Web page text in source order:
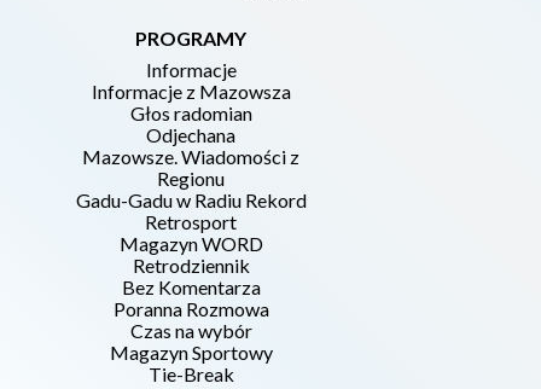
PROGRAMY
Informacje
Informacje z Mazowsza
Głos radomian
Odjechana
Mazowsze. Wiadomości z
Regionu
Gadu-Gadu w Radiu Rekord
Retrosport
Magazyn WORD
Retrodziennik
Bez Komentarza
Poranna Rozmowa
Czas na wybór
Magazyn Sportowy
Tie-Break